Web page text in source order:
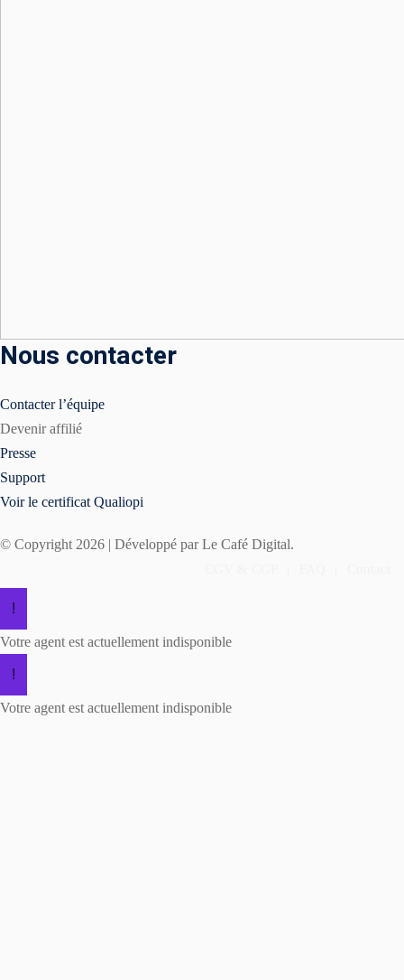
Nous contacter
Contacter l’équipe
Devenir affilié
Presse
Support
Voir le certificat Qualiopi
© Copyright 2026 | Développé par Le Café Digital.
!
Votre agent est actuellement indisponible
!
Votre agent est actuellement indisponible